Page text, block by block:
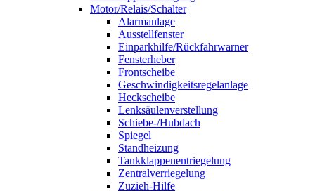
Motor/Relais/Schalter
Alarmanlage
Ausstellfenster
Einparkhilfe/Rückfahrwarner
Fensterheber
Frontscheibe
Geschwindigkeitsregelanlage
Heckscheibe
Lenksäulenverstellung
Schiebe-/Hubdach
Spiegel
Standheizung
Tankklappenentriegelung
Zentralverriegelung
Zuzieh-Hilfe